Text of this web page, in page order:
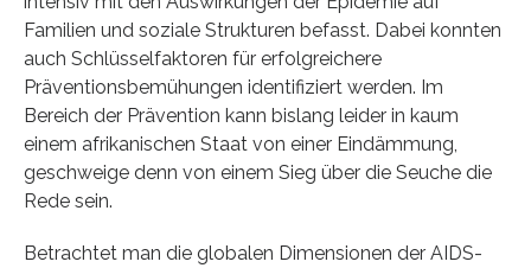
Familien und soziale Strukturen befasst. Dabei konnten
auch Schlüsselfaktoren für erfolgreichere
Präventionsbemühungen identifiziert werden. Im
Bereich der Prävention kann bislang leider in kaum
einem afrikanischen Staat von einer Eindämmung,
geschweige denn von einem Sieg über die Seuche die
Rede sein.
Betrachtet man die globalen Dimensionen der AIDS-